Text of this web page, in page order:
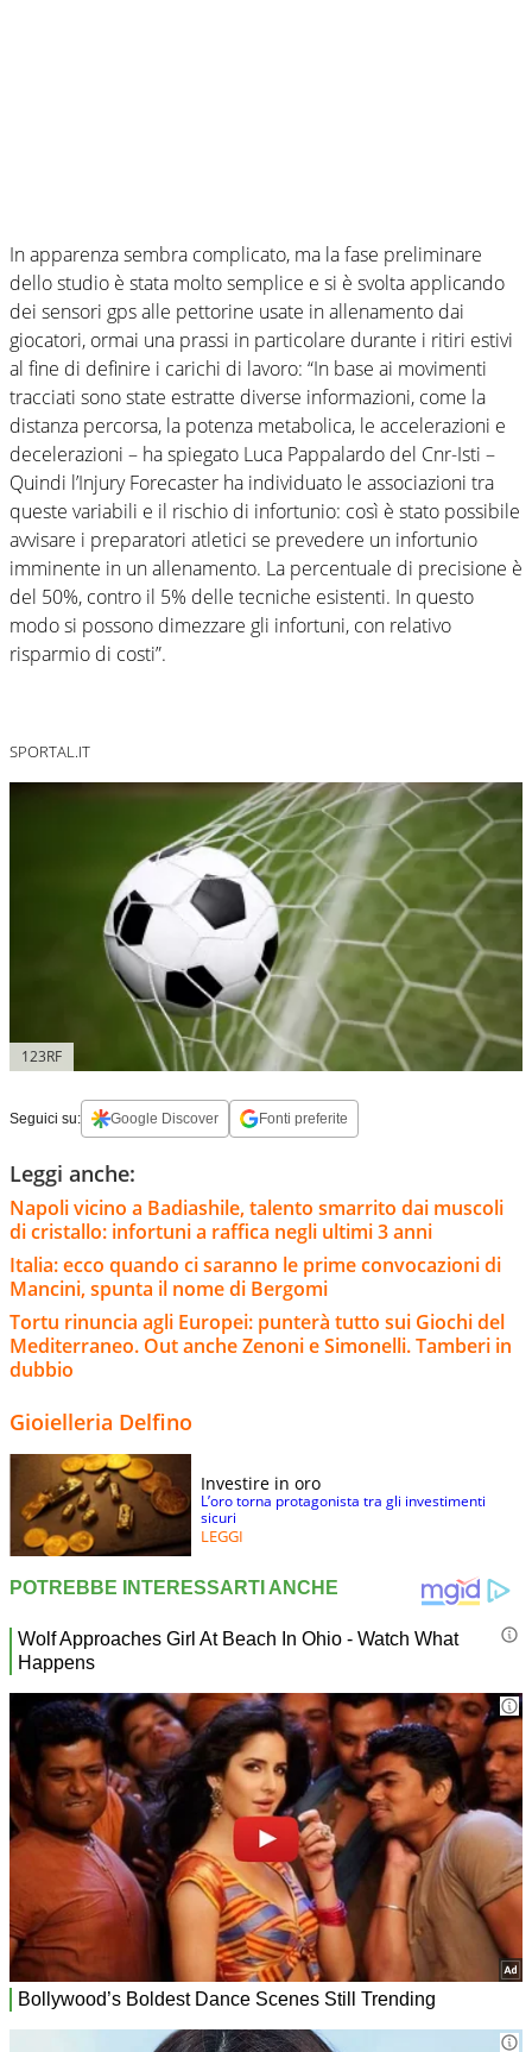
In apparenza sembra complicato, ma la fase preliminare
dello studio è stata molto semplice e si è svolta applicando
dei sensori gps alle pettorine usate in allenamento dai
giocatori, ormai una prassi in particolare durante i ritiri estivi
al fine di definire i carichi di lavoro: “In base ai movimenti
tracciati sono state estratte diverse informazioni, come la
distanza percorsa, la potenza metabolica, le accelerazioni e
decelerazioni – ha spiegato Luca Pappalardo del Cnr-Isti –
Quindi l’Injury Forecaster ha individuato le associazioni tra
queste variabili e il rischio di infortunio: così è stato possibile
avvisare i preparatori atletici se prevedere un infortunio
imminente in un allenamento. La percentuale di precisione è
del 50%, contro il 5% delle tecniche esistenti. In questo
modo si possono dimezzare gli infortuni, con relativo
risparmio di costi”.
SPORTAL.IT
123RF
Seguici su: Google Discover Fonti preferite
Leggi anche:
Napoli vicino a Badiashile, talento smarrito dai muscoli
di cristallo: infortuni a raffica negli ultimi 3 anni
Italia: ecco quando ci saranno le prime convocazioni di
Mancini, spunta il nome di Bergomi
Tortu rinuncia agli Europei: punterà tutto sui Giochi del
Mediterraneo. Out anche Zenoni e Simonelli. Tamberi in
dubbio
Gioielleria Delfino
Investire in oro
L’oro torna protagonista tra gli investimenti
sicuri
LEGGI